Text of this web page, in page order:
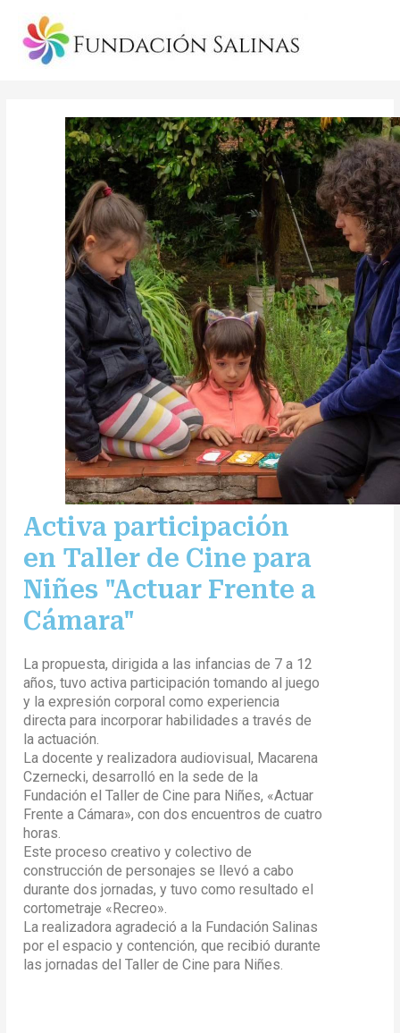
Activa participación
en Taller de Cine para
Niñes "Actuar Frente a
Cámara"
La propuesta, dirigida a las infancias de 7 a 12
años, tuvo activa participación tomando al juego
y la expresión corporal como experiencia
directa para incorporar habilidades a través de
la actuación.
La docente y realizadora audiovisual, Macarena
Czernecki, desarrolló en la sede de la
Fundación el Taller de Cine para Niñes, «Actuar
Frente a Cámara», con dos encuentros de cuatro
horas.
Este proceso creativo y colectivo de
construcción de personajes se llevó a cabo
durante dos jornadas, y tuvo como resultado el
cortometraje «Recreo».
La realizadora agradeció a la Fundación Salinas
por el espacio y contención, que recibió durante
las jornadas del Taller de Cine para Niñes.